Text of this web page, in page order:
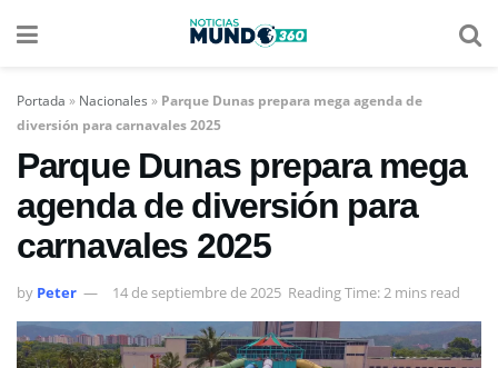
Portada » Nacionales » Parque Dunas prepara mega agenda de
diversión para carnavales 2025
Parque Dunas prepara mega
agenda de diversión para
carnavales 2025
by Peter 14 de septiembre de 2025 Reading Time: 2 mins read